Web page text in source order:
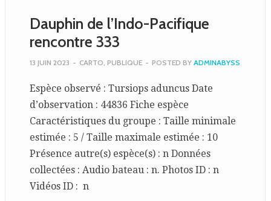
Dauphin de l’Indo-Pacifique
rencontre 333
13 JUIN 2023 - CARTO, PUBLIQUE - POSTED BY ADMINABYSS
Espèce observé : Tursiops aduncus Date
d’observation : 44836 Fiche espèce
Caractéristiques du groupe : Taille minimale
estimée : 5 / Taille maximale estimée : 10
Présence autre(s) espèce(s) : n Données
collectées : Audio bateau : n. Photos ID : n
Vidéos ID : n